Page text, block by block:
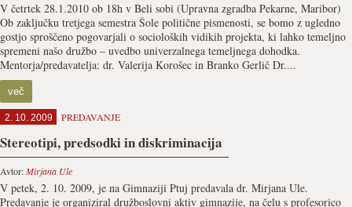
V četrtek 28.1.2010 ob 18h v Beli sobi (Upravna zgradba Pekarne, Maribor)
Ob zaključku tretjega semestra Šole politične pismenosti, se bomo z ugledno
gostjo sproščeno pogovarjali o socioloških vidikih projekta, ki lahko temeljno
spremeni našo družbo – uvedbo univerzalnega temeljnega dohodka.
Mentorja/predavatelja: dr. Valerija Korošec in Branko Gerlič Dr....
več
2. 10. 2009 PREDAVANJE
Stereotipi, predsodki in diskriminacija
Avtor:Mirjana Ule
V petek, 2. 10. 2009, je na Gimnaziji Ptuj predavala dr. Mirjana Ule.
Predavanje je organiziral družboslovni aktiv gimnazije, na čelu s profesorico